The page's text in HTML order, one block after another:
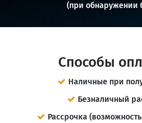
(при обнаружении
Способы
Наличные при
Безналичный
Рассрочка